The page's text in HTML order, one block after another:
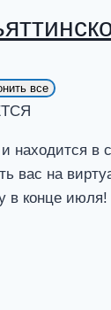
все
находится в
вас на
в конце июля!